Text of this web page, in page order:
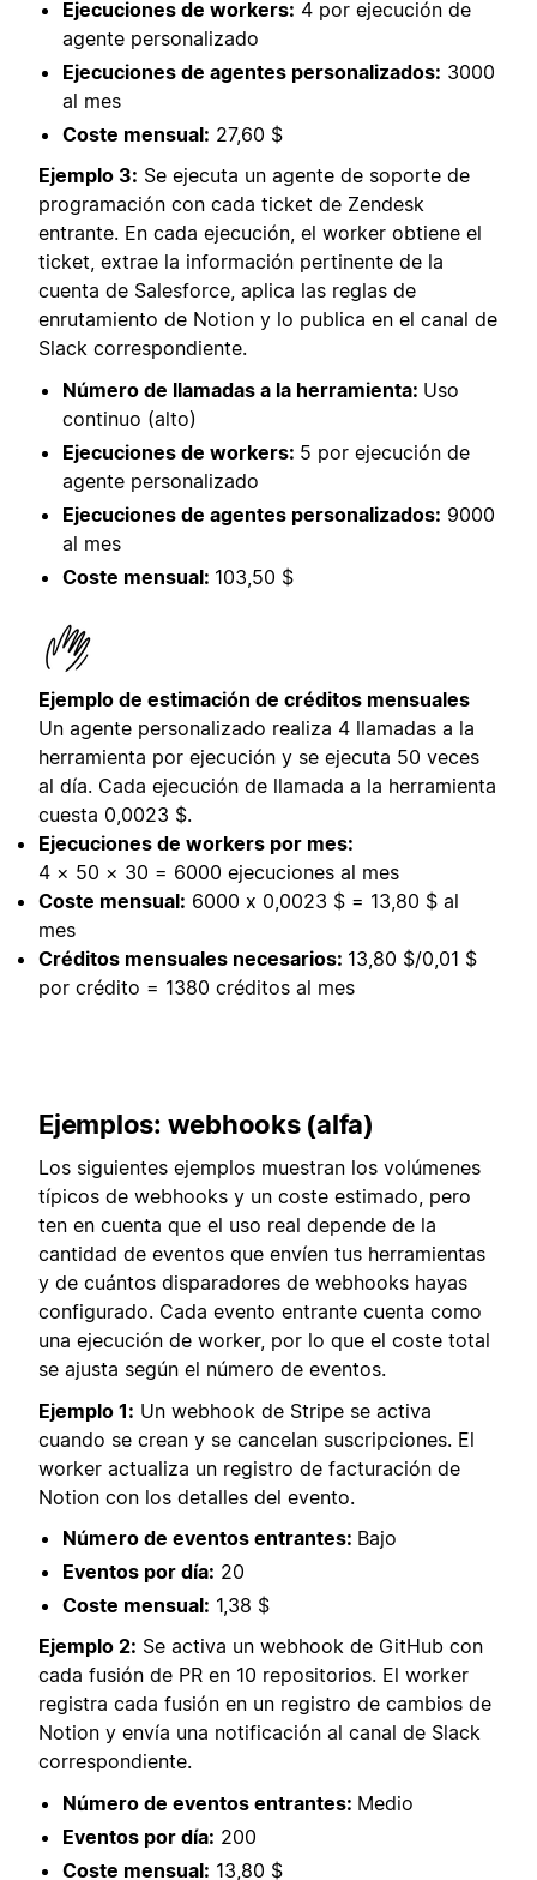
Ejecuciones de workers: 4 por ejecución de
agente personalizado
Ejecuciones de agentes personalizados: 3000
al mes
Coste mensual: 27,60 $
Ejemplo 3: Se ejecuta un agente de soporte de
programación con cada ticket de Zendesk
entrante. En cada ejecución, el worker obtiene el
ticket, extrae la información pertinente de la
cuenta de Salesforce, aplica las reglas de
enrutamiento de Notion y lo publica en el canal de
Slack correspondiente.
Número de llamadas a la herramienta: Uso
continuo (alto)
Ejecuciones de workers: 5 por ejecución de
agente personalizado
Ejecuciones de agentes personalizados: 9000
al mes
Coste mensual: 103,50 $
Ejemplo de estimación de créditos mensuales
Un agente personalizado realiza 4 llamadas a la
herramienta por ejecución y se ejecuta 50 veces
al día. Cada ejecución de llamada a la herramienta
cuesta 0,0023 $.
Ejecuciones de workers por mes:
4 × 50 × 30 = 6000 ejecuciones al mes
Coste mensual: 6000 x 0,0023 $ = 13,80 $ al
mes
Créditos mensuales necesarios: 13,80 $/0,01 $
por crédito = 1380 créditos al mes
Ejemplos: webhooks (alfa)
Los siguientes ejemplos muestran los volúmenes
típicos de webhooks y un coste estimado, pero
ten en cuenta que el uso real depende de la
cantidad de eventos que envíen tus herramientas
y de cuántos disparadores de webhooks hayas
configurado. Cada evento entrante cuenta como
una ejecución de worker, por lo que el coste total
se ajusta según el número de eventos.
Ejemplo 1: Un webhook de Stripe se activa
cuando se crean y se cancelan suscripciones. El
worker actualiza un registro de facturación de
Notion con los detalles del evento.
Número de eventos entrantes: Bajo
Eventos por día: 20
Coste mensual: 1,38 $
Ejemplo 2: Se activa un webhook de GitHub con
cada fusión de PR en 10 repositorios. El worker
registra cada fusión en un registro de cambios de
Notion y envía una notificación al canal de Slack
correspondiente.
Número de eventos entrantes: Medio
Eventos por día: 200
Coste mensual: 13,80 $